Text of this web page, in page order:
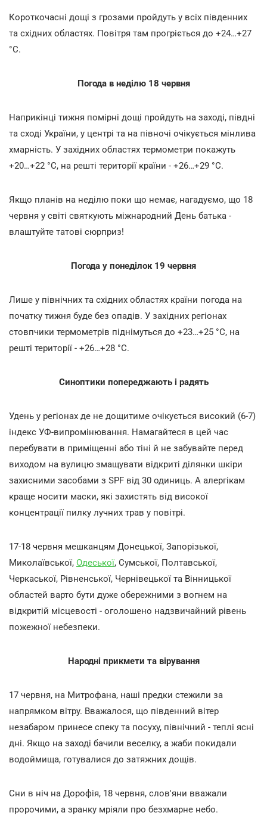
Короткочасні дощі з грозами пройдуть у всіх південних
та східних областях. Повітря там прогріється до +24…+27
°С.
Погода в неділю 18 червня
Наприкінці тижня помірні дощі пройдуть на заході, півдні
та сході України, у центрі та на півночі очікується мінлива
хмарність. У західних областях термометри покажуть
+20…+22 °С, на решті території країни - +26…+29 °С.
Якщо планів на неділю поки що немає, нагадуємо, що 18
червня у світі святкують міжнародний День батька -
влаштуйте татові сюрприз!
Погода у понеділок 19 червня
Лише у північних та східних областях країни погода на
початку тижня буде без опадів. У західних регіонах
стовпчики термометрів піднімуться до +23…+25 °С, на
решті території - +26…+28 °С.
Синоптики попереджають і радять
Удень у регіонах де не дощитиме очікується високий (6-7)
індекс УФ-випромінювання. Намагайтеся в цей час
перебувати в приміщенні або тіні й не забувайте перед
виходом на вулицю змащувати відкриті ділянки шкіри
захисними засобами з SPF від 30 одиниць. А алергікам
краще носити маски, які захистять від високої
концентрації пилку лучних трав у повітрі.
17-18 червня мешканцям Донецької, Запорізької,
Миколаївської, Одеської, Сумської, Полтавської,
Черкаської, Рівненської, Чернівецької та Вінницької
областей варто бути дуже обережними з вогнем на
відкритій місцевості - оголошено надзвичайний рівень
пожежної небезпеки.
Народні прикмети та вірування
17 червня, на Митрофана, наші предки стежили за
напрямком вітру. Вважалося, що південний вітер
незабаром принесе спеку та посуху, північний - теплі ясні
дні. Якщо на заході бачили веселку, а жаби покидали
водоймища, готувалися до затяжних дощів.
Сни в ніч на Дорофія, 18 червня, слов'яни вважали
пророчими, а зранку мріяли про безхмарне небо.